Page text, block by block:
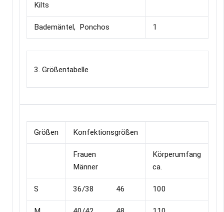
Kilts
Bademäntel, Ponchos 1
3. Größentabelle
Größen Konfektionsgrößen
Frauen
Männer
Körperumfang
ca.
S 36/38 46 100